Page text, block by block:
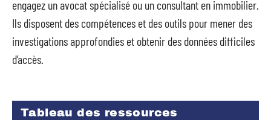
engagez un avocat spécialisé ou un consultant en immobilier.
Ils disposent des compétences et des outils pour mener des
investigations approfondies et obtenir des données difficiles
d’accès.
Tableau des ressources